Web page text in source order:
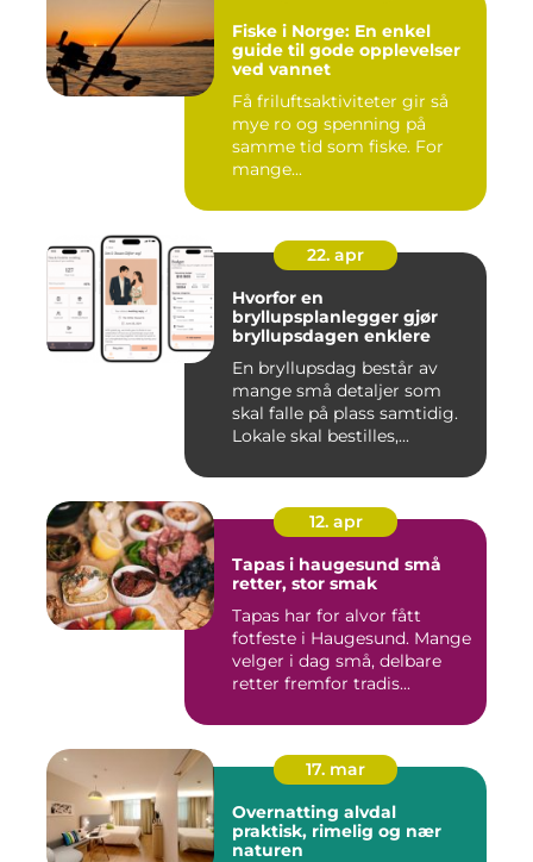
Fiske i Norge: En enkel
guide til gode opplevelser
ved vannet
Få friluftsaktiviteter gir så
mye ro og spenning på
samme tid som fiske. For
mange...
22. apr
Hvorfor en
bryllupsplanlegger gjør
bryllupsdagen enklere
En bryllupsdag består av
mange små detaljer som
skal falle på plass samtidig.
Lokale skal bestilles,...
12. apr
Tapas i haugesund små
retter, stor smak
Tapas har for alvor fått
fotfeste i Haugesund. Mange
velger i dag små, delbare
retter fremfor tradis...
17. mar
Overnatting alvdal
praktisk, rimelig og nær
naturen